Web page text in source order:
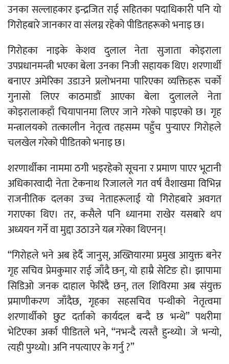
उनका सल्लाहकार इन्द्रजित राई सहितका पदाधिकारी पनि यो
गिरोहबारे जानकार वा संलग्न रहेको पीडितहरूको भनाइ छ।
गिरोहका नाइके केशव दुलाल नेता सुजाता कोइराला
उपप्रधानमन्त्री भएका बेला उनका निजी सहायक थिए। शरणार्थी
बनाएर अमेरिका उडाउने प्रलोभनमा पारिएका व्यक्तिहरू चर्को
गुनासो लिएर काठमाडौं आएका बेला दुलालले नेता
कोइरालाकहाँ चियापानमा लिएर जाने गरेको पाइएको छ। गृह
मन्त्रालयको तत्कालीन नेतृत्व तहसम्म पहुँच पुर्‍याएर गिरोहले
चलखेल गरेको पीडितको भनाइ छ।
शरणार्थीका नाममा ठगी भइरहेको सूचना र प्रमाण पाएर भूटानी
अधिकारवादी नेता टेकनाथ रिजालले गत वर्ष वैशाखमा विभिन्न
राजनीतिक दलका उच्च नेताहरूलाई यो गिरोहबारे अवगत
गराएका थिए। तर, कसैले पनि ध्यानमा राखेर यसबारे थप
अध्ययन गर्ने वा मुद्दा उठाउने यत्न गरेका थिएनन्।
“गिरोहले भने अब हेर्दै जानुस्, अख्तियारमा प्रमुख आयुक्त बनेर
गृह सचिव प्रेमकुमार राई जाँदै छन्, यो हाम्रै सेटिङ हो। झापामा
सिडिओ जनक दाहाल फेरिंदै छन्, तल शिविरमा अब संयुक्त
प्रमाणीकरण जाँदैछ, गृहका सहसचिव पन्थीको नेतृत्वमा
शरणार्थीको छुट दर्ताको कार्यदल बन्दै छ भन्थे” पथरीमा
भेटिएका अर्का पीडितले भने, “नभन्दै त्यस्तै हुन्थ्यो। जे भन्यो,
त्यही पुग्थ्यो। अनि नपत्याएर के गर्नु ?”